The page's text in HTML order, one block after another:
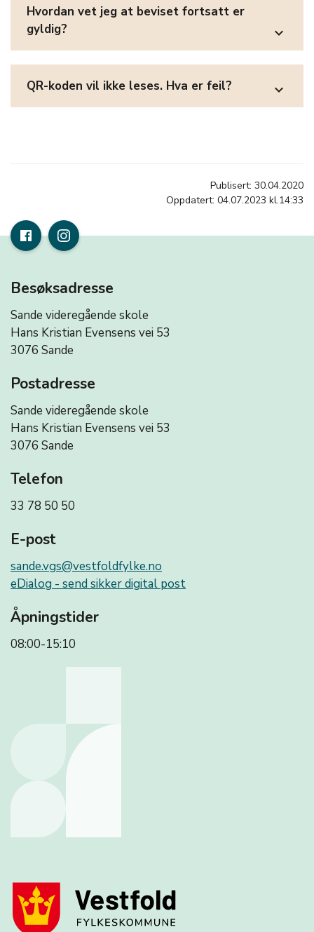
Hvordan vet jeg at beviset fortsatt er
gyldig?
expand_more
QR-koden vil ikke leses. Hva er feil? expand_more
Publisert: 30.04.2020
Oppdatert: 04.07.2023 kl.14:33
Besøksadresse
Sande videregående skole
Hans Kristian Evensens vei 53
3076 Sande
Postadresse
Sande videregående skole
Hans Kristian Evensens vei 53
3076 Sande
Telefon
33 78 50 50
E-post
sande.vgs@vestfoldfylke.no
eDialog - send sikker digital post
Åpningstider
08:00-15:10